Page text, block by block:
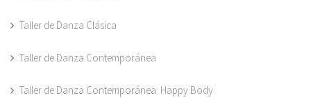
Taller de Danza Clásica
Taller de Danza Contemporánea
Taller de Danza Contemporánea: Happy Body